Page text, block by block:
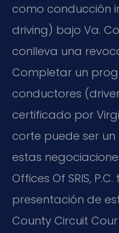
como conducción
driving) bajo Va.
conlleva una
Completar un
conductores
certificado por
corte puede ser
estas
Offices Of SRIS,
presentación de
County Circuit